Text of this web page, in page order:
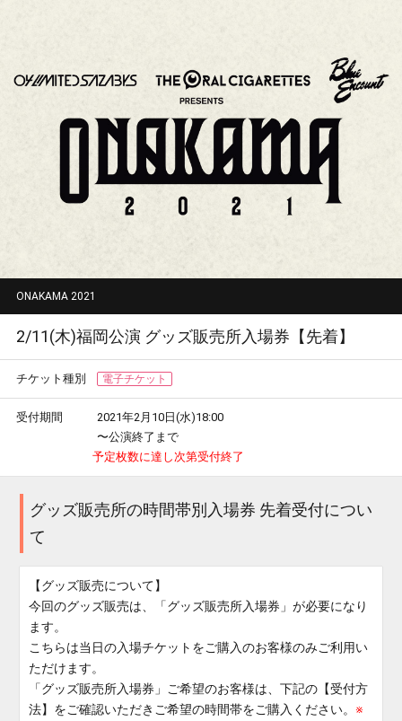
ONAKAMA 2021
2/11(木)福岡公演 グッズ販売所入場券【先着】
チケット種別 電子チケット
受付期間
2021年2月10日(水)18:00
〜公演終了まで
予定枚数に達し次第受付終了
グッズ販売所の時間帯別入場券 先着受付につい
て
【グッズ販売について】
今回のグッズ販売は、「グッズ販売所入場券」が必要になり
ます。
こちらは当日の入場チケットをご購入のお客様のみご利用い
ただけます。
「グッズ販売所入場券」ご希望のお客様は、下記の【受付方
法】をご確認いただきご希望の時間帯をご購入ください。※